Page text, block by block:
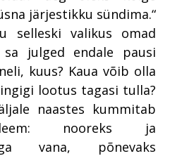
järjestikku sündima.“
selleski valikus omad
julged endale pausi
kuus? Kaua võib olla
lootus tagasi tulla?
naastes kummitab
nooreks ja
vana, põnevaks